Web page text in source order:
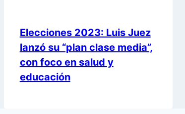
Elecciones 2023: Luis Juez
lanzó su “plan clase media”,
con foco en salud y
educación